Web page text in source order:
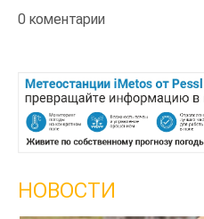
0 коментарии
НОВОСТИ